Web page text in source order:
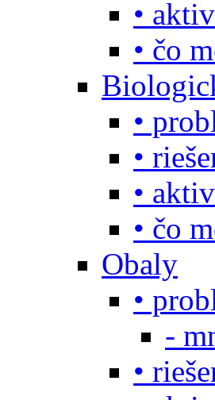
•
• čo
•
•
•
• čo
Obaly
•
-
•